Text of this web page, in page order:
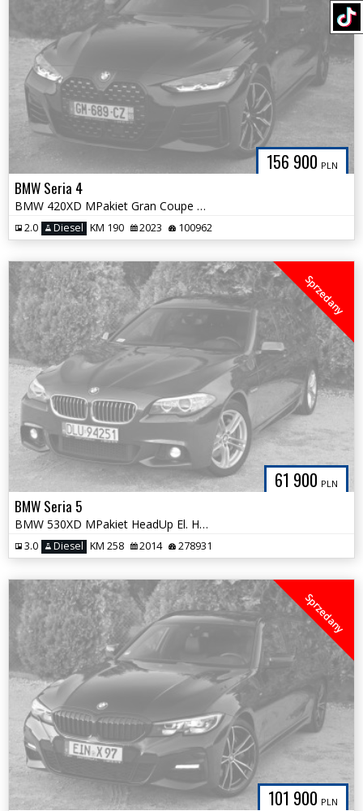
156 900 PLN
BMW Seria 4
BMW 420XD MPakiet Gran Coupe Śliczna 100%Bezwypadkowa Mocno Wyposażona
2.0 Diesel KM 190 2023 100962
61 900 PLN
Sprzedany
BMW Seria 5
BMW 530XD MPakiet HeadUp El. HAK Alcantara Harman Panorama Zadbana
3.0 Diesel KM 258 2014 278931
101 900 PLN
Sprzedany